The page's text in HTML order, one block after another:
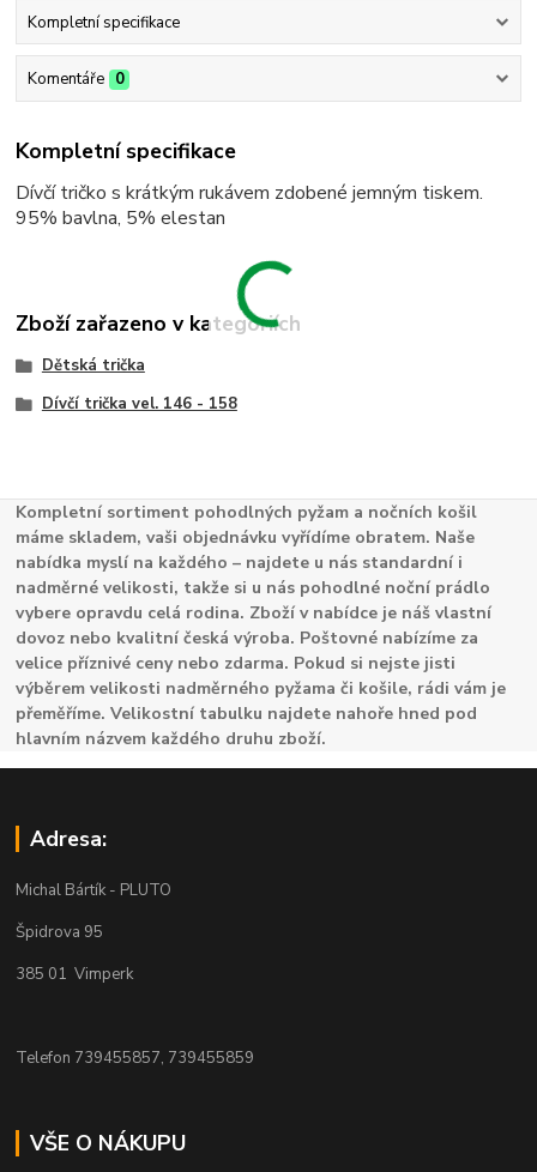
Kompletní specifikace
Komentáře 0
Kompletní specifikace
Dívčí tričko s krátkým rukávem zdobené jemným tiskem.
95% bavlna, 5% elestan
Zboží zařazeno v kategoriích
Dětská trička
Dívčí trička vel. 146 - 158
Kompletní sortiment pohodlných pyžam a nočních košil
máme skladem, vaši objednávku vyřídíme obratem. Naše
nabídka myslí na každého – najdete u nás standardní i
nadměrné velikosti, takže si u nás pohodlné noční prádlo
vybere opravdu celá rodina. Zboží v nabídce je náš vlastní
dovoz nebo kvalitní česká výroba. Poštovné nabízíme za
velice příznivé ceny nebo zdarma. Pokud si nejste jisti
výběrem velikosti nadměrného pyžama či košile, rádi vám je
přeměříme. Velikostní tabulku najdete nahoře hned pod
hlavním názvem každého druhu zboží.
Adresa:
Michal Bártík - PLUTO
Špidrova 95
385 01 Vimperk
Telefon 739455857, 739455859
VŠE O NÁKUPU